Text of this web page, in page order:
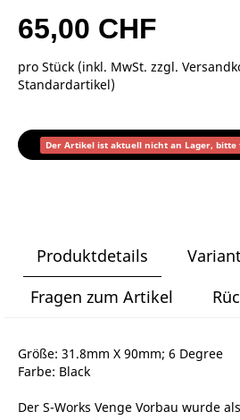
65,00 CHF
pro Stück (inkl. MwSt. zzgl.
Standardartikel)
Der Artikel ist aktuell nicht an Lager, bitte
Produktdetails
Fragen zum Artikel
Größe: 31.8mm X 90mm; 6 Degree
Farbe: Black
Der S-Works Venge Vorbau wurde